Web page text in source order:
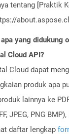
tentang [Praktik
yang didukung
Cloud API?
Cloud dapat
produk apa
lainnya ke
JPEG, PNG BMP),
daftar lengkap